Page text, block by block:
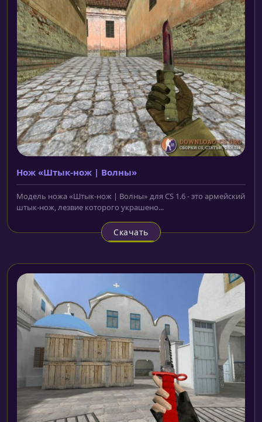
Нож «Штык-нож | Волны»
Модель ножа «Штык-нож | Волны» для CS 1.6 - это армейский
штык-нож, лезвие которого украшено...
Скачать